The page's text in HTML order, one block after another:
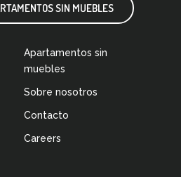
SIN MUEBLES
Apartamentos sin
muebles
Sobre nosotros
Contacto
Careers